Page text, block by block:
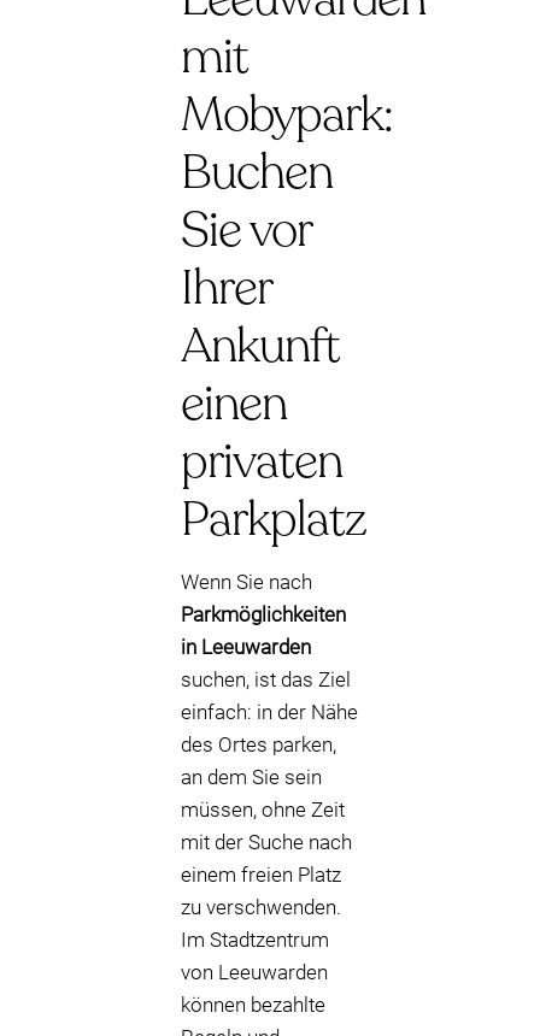
mit
Mobypark:
Buchen
Sie vor
Ihrer
Ankunft
einen
privaten
Parkplatz
Wenn Sie nach
Parkmöglichkeiten
in Leeuwarden
suchen, ist das Ziel
einfach: in der Nähe
des Ortes parken,
an dem Sie sein
müssen, ohne Zeit
mit der Suche nach
einem freien Platz
zu verschwenden.
Im Stadtzentrum
von Leeuwarden
können bezahlte